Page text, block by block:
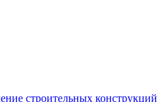
строительных конструкций